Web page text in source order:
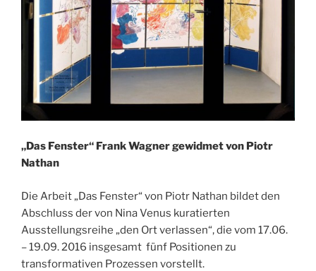
„Das Fenster“ Frank Wagner gewidmet von Piotr
Nathan
Die Arbeit „Das Fenster“ von Piotr Nathan bildet den
Abschluss der von Nina Venus kuratierten
Ausstellungsreihe „den Ort verlassen“, die vom 17.06.
– 19.09. 2016 insgesamt fünf Positionen zu
transformativen Prozessen vorstellt.